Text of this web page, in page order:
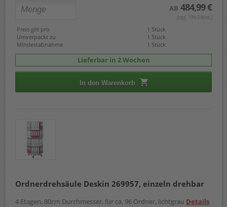
AB 484,99 €
(zzgl. 19% Mwst.)
Preis gilt pro
1 Stück
Umverpackt zu
1 Stück
Mindestabnahme
1 Stück
Lieferbar in 2 Wochen
In den Warenkorb
Ordnerdrehsäule Deskin 269957, einzeln drehbar
4 Etagen, 80cm Durchmesser, für ca. 96 Ordner, lichtgrau Details